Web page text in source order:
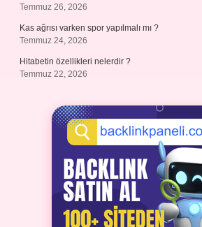
Temmuz 26, 2026
Kas ağrısı varken spor yapılmalı mı ?
Temmuz 24, 2026
Hitabetin özellikleri nelerdir ?
Temmuz 22, 2026